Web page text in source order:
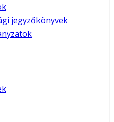
jegyzőkönyvek